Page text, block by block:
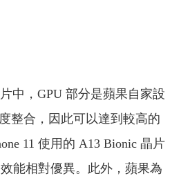
，GPU 部分是蘋果自家設
整合，因此可以達到較高的
11 使用的 A13 Bionic 晶片
能相對優異。此外，蘋果為